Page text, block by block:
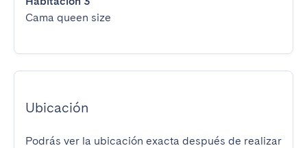
Cama queen size
Ubicación
Podrás ver la ubicación exacta después de realizar